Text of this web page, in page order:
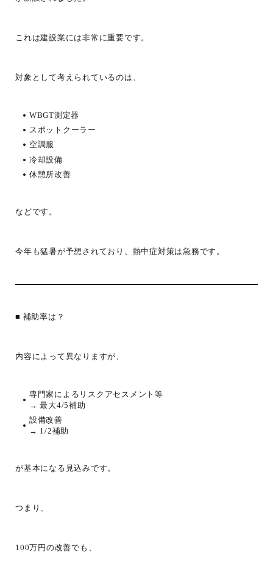
これは建設業には非常に重要です。
対象として考えられているのは、
WBGT測定器
スポットクーラー
空調服
冷却設備
休憩所改善
などです。
今年も猛暑が予想されており、熱中症対策は急務です。
■ 補助率は？
内容によって異なりますが、
専門家によるリスクアセスメント等
→ 最大4/5補助
設備改善
→ 1/2補助
が基本になる見込みです。
つまり、
100万円の改善でも、